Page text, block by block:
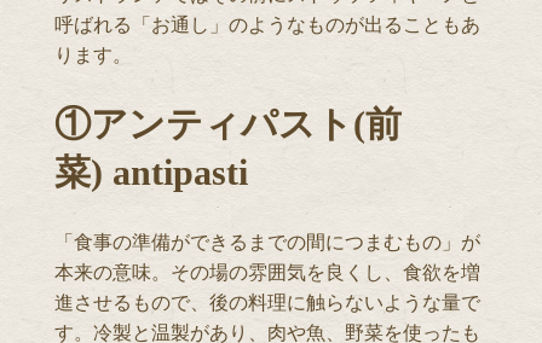
呼ばれる「お通し」のようなものが出ることもあ
ります。
①アンティパスト(前
菜) antipasti
「食事の準備ができるまでの間につまむもの」が
本来の意味。その場の雰囲気を良くし、食欲を増
進させるもので、後の料理に触らないような量で
す。冷製と温製があり、肉や魚、野菜を使ったも